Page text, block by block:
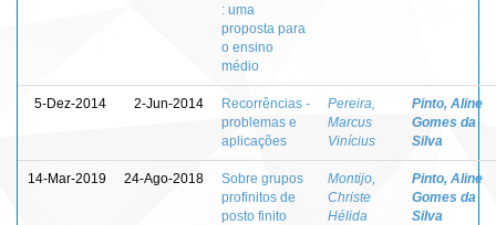
: uma
proposta para
o ensino
médio
5-Dez-2014 2-Jun-2014
Recorrências -
problemas e
aplicações
Pereira,
Marcus
Vinícius
Pinto, Aline
Gomes da
Silva
14-Mar-2019 24-Ago-2018
Sobre grupos
profinitos de
posto finito
Montijo,
Christe
Hélida
Pinto, Aline
Gomes da
Silva